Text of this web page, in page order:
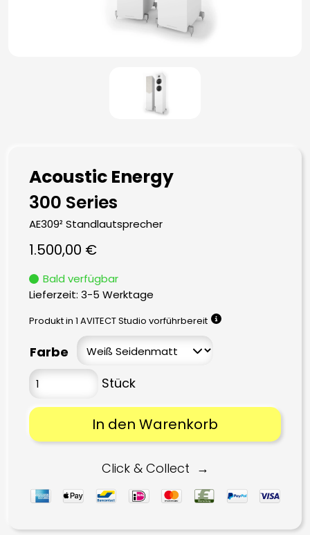
Acoustic Energy
300 Series
AE309² Standlautsprecher
1.500,00 €
Bald verfügbar
Lieferzeit: 3-5 Werktage
Produkt in 1 AVITECT Studio vorführbereit
Farbe
In den Warenkorb
Click & Collect